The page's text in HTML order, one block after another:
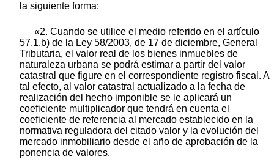
la siguiente forma:
«2. Cuando se utilice el medio referido en el artículo
57.1.b) de la Ley 58/2003, de 17 de diciembre, General
Tributaria, el valor real de los bienes inmuebles de
naturaleza urbana se podrá estimar a partir del valor
catastral que figure en el correspondiente registro fiscal. A
tal efecto, al valor catastral actualizado a la fecha de
realización del hecho imponible se le aplicará un
coeficiente multiplicador que tendrá en cuenta el
coeficiente de referencia al mercado establecido en la
normativa reguladora del citado valor y la evolución del
mercado inmobiliario desde el año de aprobación de la
ponencia de valores.